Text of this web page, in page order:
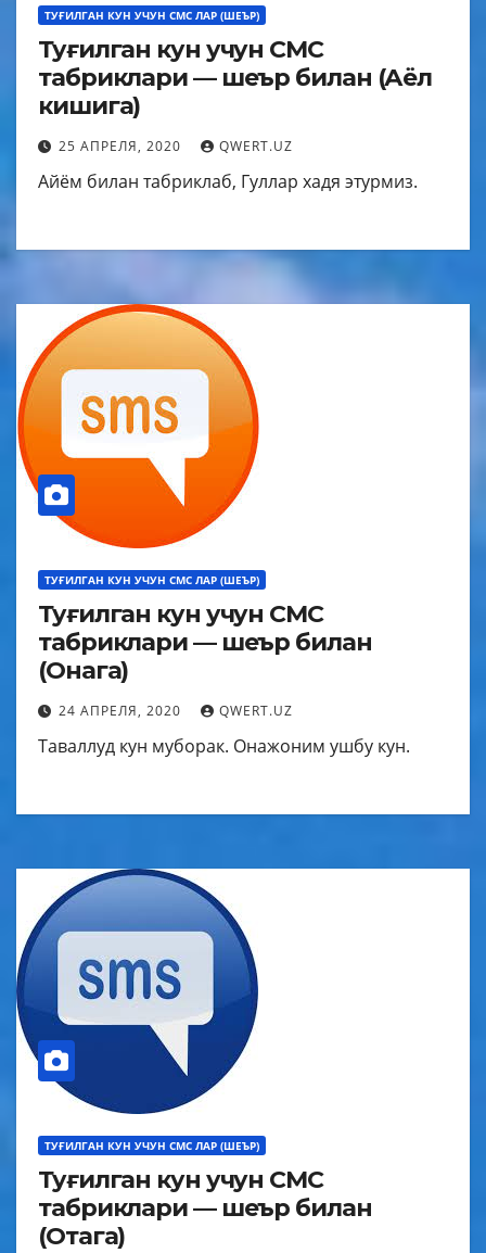
ТУҒИЛГАН КУН УЧУН СМС ЛАР (ШЕЪР)
Туғилган кун учун СМС
табриклари — шеър билан (Аёл
кишига)
25 АПРЕЛЯ, 2020 QWERT.UZ
Айём билан табриклаб, Гуллар хадя этурмиз.
ТУҒИЛГАН КУН УЧУН СМС ЛАР (ШЕЪР)
Туғилган кун учун СМС
табриклари — шеър билан
(Онага)
24 АПРЕЛЯ, 2020 QWERT.UZ
Таваллуд кун муборак. Онажоним ушбу кун.
ТУҒИЛГАН КУН УЧУН СМС ЛАР (ШЕЪР)
Туғилган кун учун СМС
табриклари — шеър билан
(Отага)